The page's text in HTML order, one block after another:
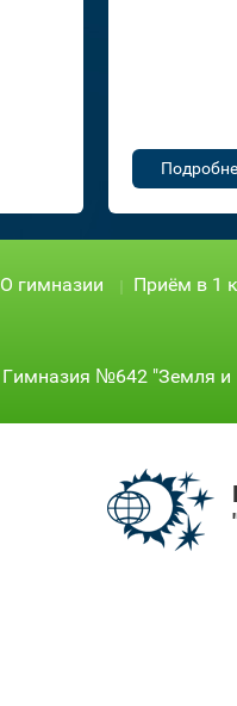
О гимназии Приём в 1
Гимназия №642 "Земля и